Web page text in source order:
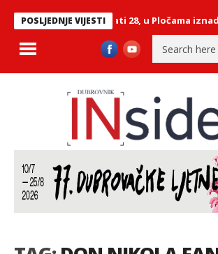
POSLJEDNJE VIJESTI
Lastovu već u 7 sati 28, u Pločama iznad 27